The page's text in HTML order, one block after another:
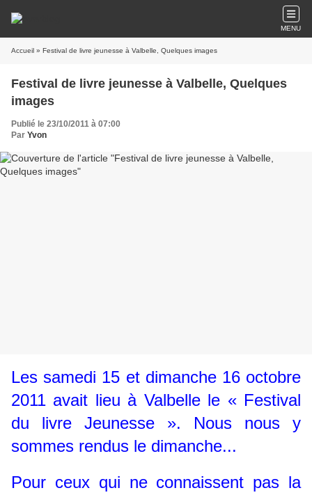
MENU
Accueil » Festival de livre jeunesse à Valbelle, Quelques images
Festival de livre jeunesse à Valbelle, Quelques
images
Publié le 23/10/2011 à 07:00
Par Yvon
Les samedi 15 et dimanche 16 octobre
2011 avait lieu à Valbelle le « Festival
du livre Jeunesse ». Nous nous y
sommes rendus le dimanche...
Pour ceux qui ne connaissent pas la